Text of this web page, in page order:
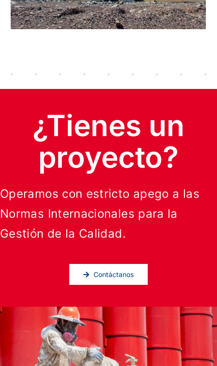
¿Tienes un
proyecto?
Operamos con estricto apego a las
Normas Internacionales para la
Gestión de la Calidad.
Contáctanos